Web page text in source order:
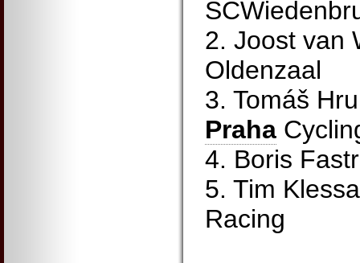
2. Joost van
Oldenzaal
3. Tomáš
Praha
4. Boris
5. Tim
Racing